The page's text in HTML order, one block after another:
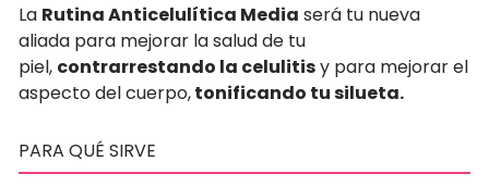
La Rutina Anticelulítica Media será tu nueva
aliada para mejorar la salud de tu
piel, contrarrestando la celulitisy para mejorar el
aspecto del cuerpo,tonificando tu silueta.
PARA QUÉ SIRVE